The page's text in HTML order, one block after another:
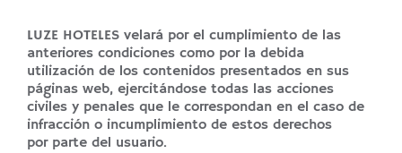
LUZE HOTELES velará por el cumplimiento de las
anteriores condiciones como por la debida
utilización de los contenidos presentados en sus
páginas web, ejercitándose todas las acciones
civiles y penales que le correspondan en el caso de
infracción o incumplimiento de estos derechos
por parte del usuario.